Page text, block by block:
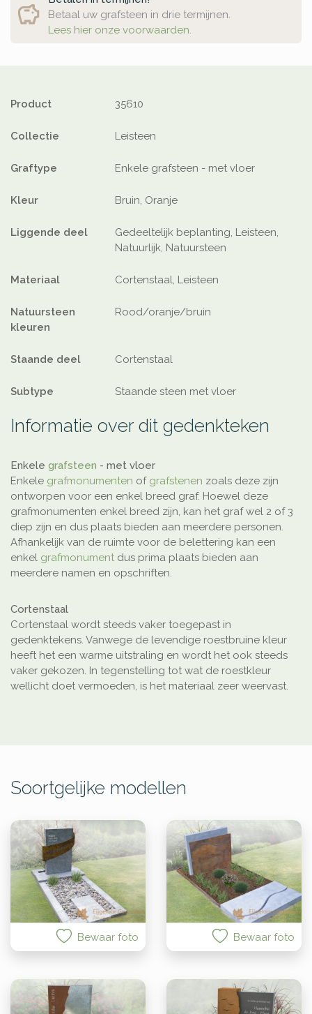
Betaal uw grafsteen in drie termijnen.
Lees hier onze voorwaarden.
Product 35610
Collectie Leisteen
Graftype Enkele grafsteen - met vloer
Kleur Bruin, Oranje
Liggende deel
Gedeeltelijk beplanting, Leisteen,
Natuurlijk, Natuursteen
Materiaal Cortenstaal, Leisteen
Natuursteen
kleuren
Rood/oranje/bruin
Staande deel Cortenstaal
Subtype Staande steen met vloer
Informatie over dit gedenkteken
Enkele grafsteen - met vloer
Enkele grafmonumenten of grafstenen zoals deze zijn
ontworpen voor een enkel breed graf. Hoewel deze
grafmonumenten enkel breed zijn, kan het graf wel 2 of 3
diep zijn en dus plaats bieden aan meerdere personen.
Afhankelijk van de ruimte voor de belettering kan een
enkel grafmonument dus prima plaats bieden aan
meerdere namen en opschriften.
Cortenstaal
Cortenstaal wordt steeds vaker toegepast in
gedenktekens. Vanwege de levendige roestbruine kleur
heeft het een warme uitstraling en wordt het ook steeds
vaker gekozen. In tegenstelling tot wat de roestkleur
wellicht doet vermoeden, is het materiaal zeer weervast.
Soortgelijke modellen
Bewaar foto Bewaar foto